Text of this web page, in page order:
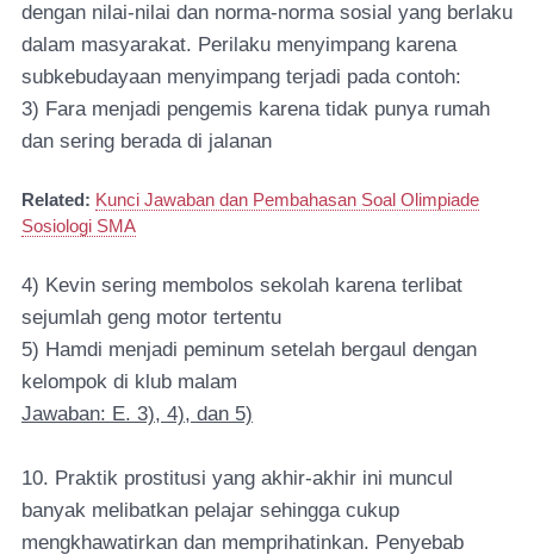
dengan nilai-nilai dan norma-norma sosial yang berlaku
dalam masyarakat. Perilaku menyimpang karena
subkebudayaan menyimpang terjadi pada contoh:
3) Fara menjadi pengemis karena tidak punya rumah
dan sering berada di jalanan
Related: Kunci Jawaban dan Pembahasan Soal Olimpiade
Sosiologi SMA
4) Kevin sering membolos sekolah karena terlibat
sejumlah geng motor tertentu
5) Hamdi menjadi peminum setelah bergaul dengan
kelompok di klub malam
Jawaban: E. 3), 4), dan 5)
10. Praktik prostitusi yang akhir-akhir ini muncul
banyak melibatkan pelajar sehingga cukup
mengkhawatirkan dan memprihatinkan. Penyebab